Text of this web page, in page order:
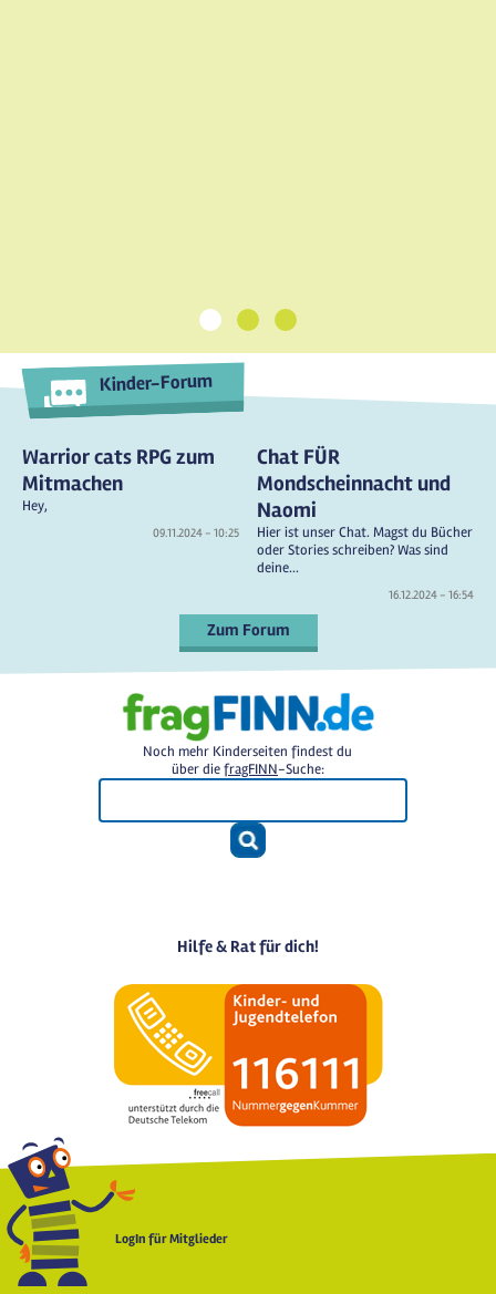
1 2 3
Kinder-Forum
Warrior cats RPG zum
Mitmachen
Hey,
09.11.2024 - 10:25
Chat FÜR
Mondscheinnacht und
Naomi
Hier ist unser Chat. Magst du Bücher
oder Stories schreiben? Was sind
deine...
16.12.2024 - 16:54
Zum Forum
Noch mehr Kinderseiten findest du
über diefragFINN-Suche:
Hilfe & Rat für dich!
LogIn für Mitglieder